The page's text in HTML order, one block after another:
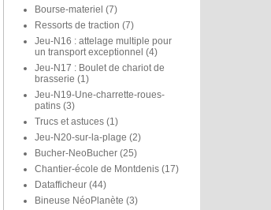
Bourse-materiel (7)
Ressorts de traction (7)
Jeu-N16 : attelage multiple pour
un transport exceptionnel (4)
Jeu-N17 : Boulet de chariot de
brasserie (1)
Jeu-N19-Une-charrette-roues-
patins (3)
Trucs et astuces (1)
Jeu-N20-sur-la-plage (2)
Bucher-NeoBucher (25)
Chantier-école de Montdenis (17)
Datafficheur (44)
Bineuse NéoPlanète (3)